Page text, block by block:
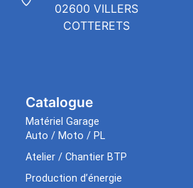
Catalogue
Matériel Garage
Auto / Moto / PL
Atelier / Chantier BTP
Production d’énergie
02600 VILLERS
COTTERETS